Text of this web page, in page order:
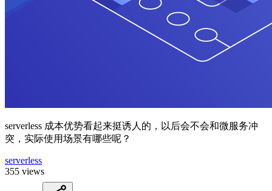
serverless 成本优势看起来挺诱人的，以后会不会和微服务冲
突，实际使用场景有哪些呢？
serverless
355 views